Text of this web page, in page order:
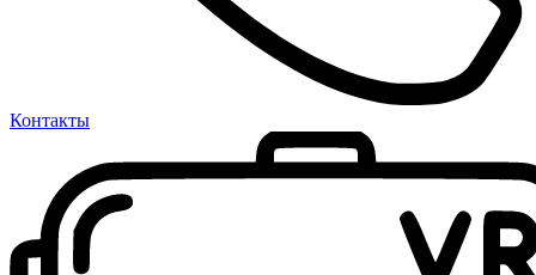
Контакты